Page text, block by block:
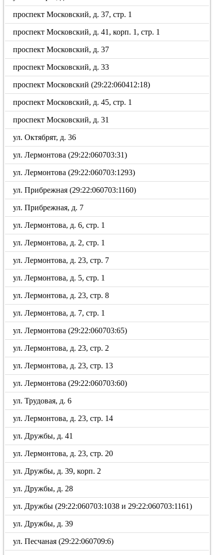
проспект Московский, д. 37, стр. 1
проспект Московский, д. 41, корп. 1, стр. 1
проспект Московский, д. 37
проспект Московский, д. 33
проспект Московский (29:22:060412:18)
проспект Московский, д. 45, стр. 1
проспект Московский, д. 31
ул. Октябрят, д. 36
ул. Лермонтова (29:22:060703:31)
ул. Лермонтова (29:22:060703:1293)
ул. Прибрежная (29:22:060703:1160)
ул. Прибрежная, д. 7
ул. Лермонтова, д. 6, стр. 1
ул. Лермонтова, д. 2, стр. 1
ул. Лермонтова, д. 23, стр. 7
ул. Лермонтова, д. 5, стр. 1
ул. Лермонтова, д. 23, стр. 8
ул. Лермонтова, д. 7, стр. 1
ул. Лермонтова (29:22:060703:65)
ул. Лермонтова, д. 23, стр. 2
ул. Лермонтова, д. 23, стр. 13
ул. Лермонтова (29:22:060703:60)
ул. Трудовая, д. 6
ул. Лермонтова, д. 23, стр. 14
ул. Дружбы, д. 41
ул. Лермонтова, д. 23, стр. 20
ул. Дружбы, д. 39, корп. 2
ул. Дружбы, д. 28
ул. Дружбы (29:22:060703:1038 и 29:22:060703:1161)
ул. Дружбы, д. 39
ул. Песчаная (29:22:060709:6)